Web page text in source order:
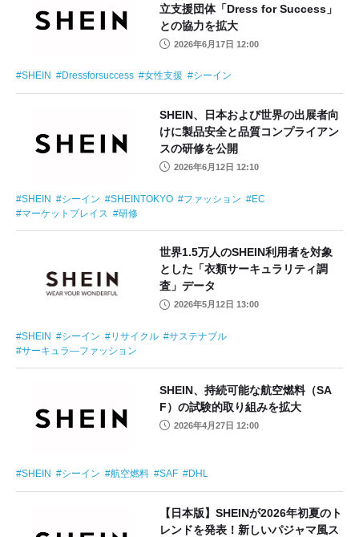
立支援団体「Dress for Success」
との協力を拡大
2026年6月17日 12:00
SHEIN Dressforsuccess 女性支援 シーイン
SHEIN、日本および世界の出展者向
けに製品安全と品質コンプライアン
スの研修を公開
2026年6月12日 12:10
SHEIN シーイン SHEINTOKYO ファッション
EC
マーケットプレイス
研修
世界1.5万人のSHEIN利用者を対象
とした「衣類サーキュラリティ調
査」データ
2026年5月12日 13:00
SHEIN シーイン リサイクル
サステナブル
サーキュラ―ファッション
SHEIN、持続可能な航空燃料（SA
F）の試験的取り組みを拡大
2026年4月27日 12:00
SHEIN シーイン 航空燃料 SAF DHL
【日本版】SHEINが2026年初夏のト
レンドを発表！新しいパジャマ風ス